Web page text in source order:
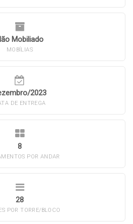
Mobiliado
MOBÍLIAS
2023
DE ENTREGA
8
POR ANDAR
28
POR TORRE/BLOCO